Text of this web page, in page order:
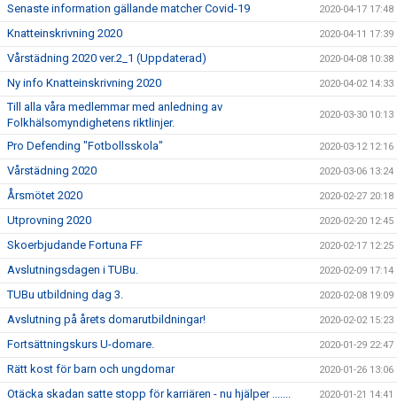
Senaste information gällande matcher Covid-19 2020-04-17 17:48
Knatteinskrivning 2020 2020-04-11 17:39
Vårstädning 2020 ver.2_1 (Uppdaterad) 2020-04-08 10:38
Ny info Knatteinskrivning 2020 2020-04-02 14:33
Till alla våra medlemmar med anledning av
Folkhälsomyndighetens riktlinjer.
2020-03-30 10:13
Pro Defending "Fotbollsskola" 2020-03-12 12:16
Vårstädning 2020 2020-03-06 13:24
Årsmötet 2020 2020-02-27 20:18
Utprovning 2020 2020-02-20 12:45
Skoerbjudande Fortuna FF 2020-02-17 12:25
Avslutningsdagen i TUBu. 2020-02-09 17:14
TUBu utbildning dag 3. 2020-02-08 19:09
Avslutning på årets domarutbildningar! 2020-02-02 15:23
Fortsättningskurs U-domare. 2020-01-29 22:47
Rätt kost för barn och ungdomar 2020-01-26 13:06
Otäcka skadan satte stopp för karriären - nu hjälper ....... 2020-01-21 14:41